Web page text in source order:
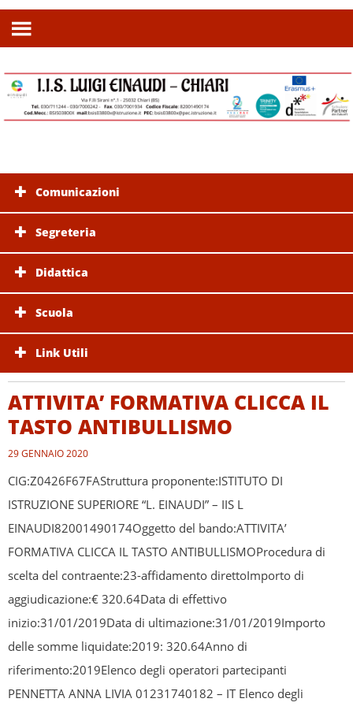
Comunicazioni
Segreteria
Didattica
Scuola
Link Utili
ATTIVITA’ FORMATIVA CLICCA IL
TASTO ANTIBULLISMO
29 GENNAIO 2020
CIG:Z0426F67FAStruttura proponente:ISTITUTO DI
ISTRUZIONE SUPERIORE “L. EINAUDI” – IIS L
EINAUDI82001490174Oggetto del bando:ATTIVITA’
FORMATIVA CLICCA IL TASTO ANTIBULLISMOProcedura di
scelta del contraente:23-affidamento direttoImporto di
aggiudicazione:€ 320.64Data di effettivo
inizio:31/01/2019Data di ultimazione:31/01/2019Importo
delle somme liquidate:2019: 320.64Anno di
riferimento:2019Elenco degli operatori partecipanti
PENNETTA ANNA LIVIA 01231740182 – IT Elenco degli